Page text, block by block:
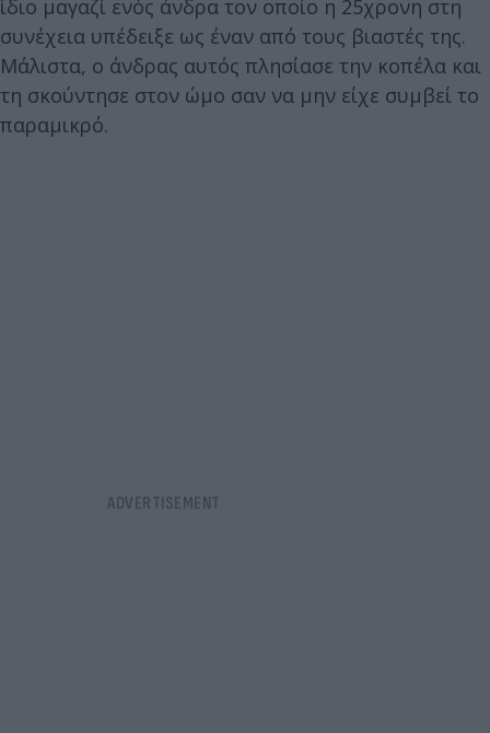
ίδιο μαγαζί ενός άνδρα τον οποίο η 25χρονη στη
συνέχεια υπέδειξε ως έναν από τους βιαστές της.
Μάλιστα, ο άνδρας αυτός πλησίασε την κοπέλα και
τη σκούντησε στον ώμο σαν να μην είχε συμβεί το
παραμικρό.